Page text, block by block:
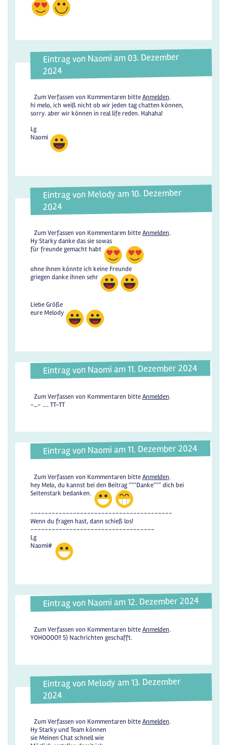
Eintrag von Naomi am 03. Dezember
2024
Zum Verfassen von Kommentaren bitteAnmelden.
hi melo, ich weiß nicht ob wir jeden tag chatten können,
sorry. aber wir können in real life reden. Hahaha!
Lg
Naomi
Eintrag von Melody am 10. Dezember
2024
Zum Verfassen von Kommentaren bitteAnmelden.
Hy Starky danke das sie sowas
für freunde gemacht habt
ohne ihnen könnte ich keine Freunde
griegen danke ihnen sehr
Liebe Größe
eure Melody
Eintrag von Naomi am 11. Dezember 2024
Zum Verfassen von Kommentaren bitteAnmelden.
-_- .... TT-TT
Eintrag von Naomi am 11. Dezember 2024
Zum Verfassen von Kommentaren bitteAnmelden.
hey Melo, du kannst bei den Beitrag """Danke""" dich bei
Seitenstark bedanken.
----------------------------------------
Wenn du fragen hast, dann schieß los!
-----------------------------------
Lg
Naomi#
Eintrag von Naomi am 12. Dezember 2024
Zum Verfassen von Kommentaren bitteAnmelden.
YOHOOOO!! 5) Nachrichten geschafft.
Eintrag von Melody am 13. Dezember
2024
Zum Verfassen von Kommentaren bitteAnmelden.
Hy Starky und Team können
sie Meinen Chat schnell wie